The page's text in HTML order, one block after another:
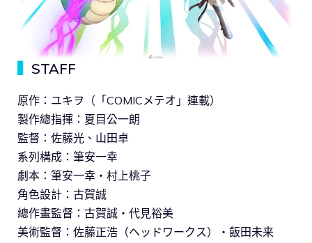
STAFF
原作：ユキヲ（「COMICメテオ」連載）
製作總指揮：夏目公一朗
監督：佐藤光、山田卓
系列構成：筆安一幸
劇本：筆安一幸・村上桃子
角色設計：古賀誠
總作畫監督：古賀誠・代見裕美
美術監督：佐藤正浩（ヘッドワークス）・飯田未来